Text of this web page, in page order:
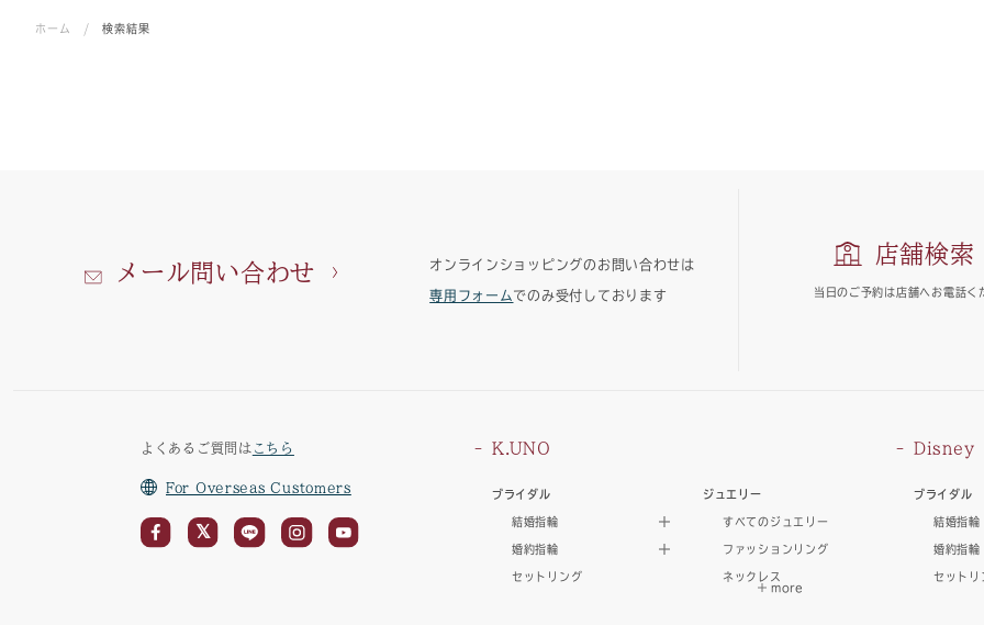
ホーム / 検索結果
メール問い合わせ オンラインショッピングのお問い合わせは
専用フォーム でのみ受付しております
店舗検索
当日のご予約は 店舗へお電話く
よくあるご質問は こちら
For Overseas Customers
K.UNO
ブライダル
結婚指輪
婚約指輪
セットリング
ジュエリー
すべてのジュエリー
ファッションリング
ネックレス
Disney
ブライダル
結婚指輪
婚約指輪
セットリ